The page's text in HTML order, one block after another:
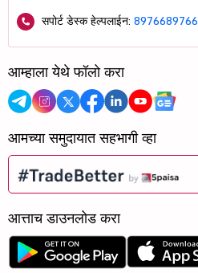
सपोर्ट डेस्क हेल्पलाईन: 8976689766
आम्हाला येथे फॉलो करा
आमच्या समुदायात सहभागी व्हा
आत्ताच डाउनलोड करा